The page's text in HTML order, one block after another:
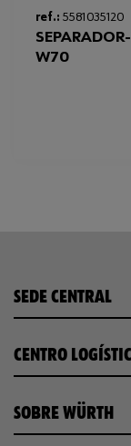
ref.: 5581035120
W70
SEDE CENTRAL
CENTRO
SOBRE WÜRTH